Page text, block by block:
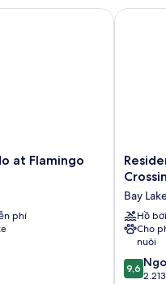
at Flamingo
phí
Flamingo Crossings
Inn
Marriott
Orlando
Bay
Bay
Hồ bơi
Cho
nuôi
9.6
trên
9,6